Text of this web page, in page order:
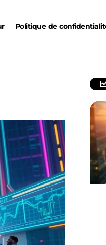
Politique de